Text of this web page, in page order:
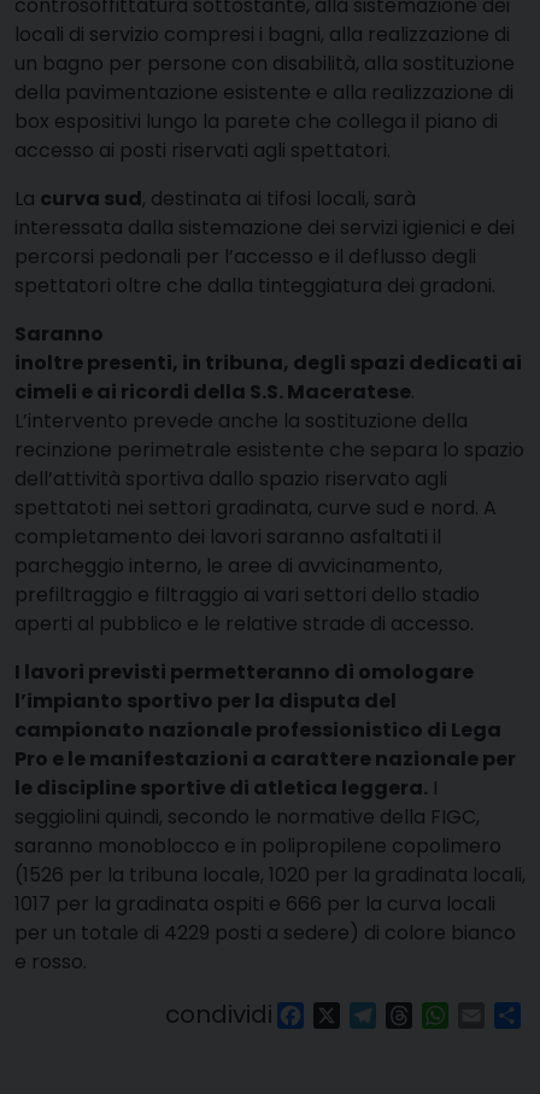
controsoffittatura sottostante, alla sistemazione dei
locali di servizio compresi i bagni, alla realizzazione di
un bagno per persone con disabilità, alla sostituzione
della pavimentazione esistente e alla realizzazione di
box espositivi lungo la parete che collega il piano di
accesso ai posti riservati agli spettatori.
La curva sud, destinata ai tifosi locali, sarà
interessata dalla sistemazione dei servizi igienici e dei
percorsi pedonali per l’accesso e il deflusso degli
spettatori oltre che dalla tinteggiatura dei gradoni.
Saranno
inoltre presenti, in tribuna, degli spazi dedicati ai
cimeli e ai ricordi della S.S. Maceratese.
L’intervento prevede anche la sostituzione della
recinzione perimetrale esistente che separa lo spazio
dell’attività sportiva dallo spazio riservato agli
spettatoti nei settori gradinata, curve sud e nord. A
completamento dei lavori saranno asfaltati il
parcheggio interno, le aree di avvicinamento,
prefiltraggio e filtraggio ai vari settori dello stadio
aperti al pubblico e le relative strade di accesso.
I lavori previsti permetteranno di omologare
l’impianto sportivo per la disputa del
campionato nazionale professionistico di Lega
Pro e le manifestazioni a carattere nazionale per
le discipline sportive di atletica leggera. I
seggiolini quindi, secondo le normative della FIGC,
saranno monoblocco e in polipropilene copolimero
(1526 per la tribuna locale, 1020 per la gradinata locali,
1017 per la gradinata ospiti e 666 per la curva locali
per un totale di 4229 posti a sedere) di colore bianco
e rosso.
condividi FacebookTelegram
Threads Email